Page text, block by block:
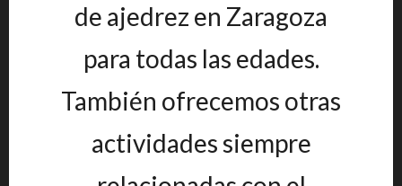
de ajedrez en Zaragoza
para todas las edades.
También ofrecemos otras
actividades siempre